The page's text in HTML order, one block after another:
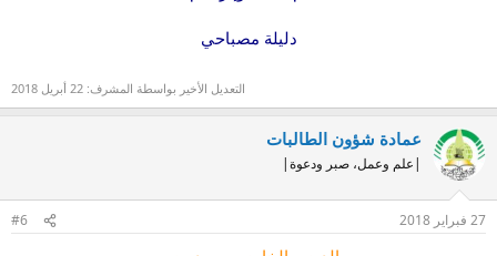
دليلة مصباحي
التعديل الأخير بواسطة المشرف: 22 أبريل 2018
عمادة شؤون الطالبات
|علم وعمل، صبر ودعوة|
27 فبراير 2018 #6